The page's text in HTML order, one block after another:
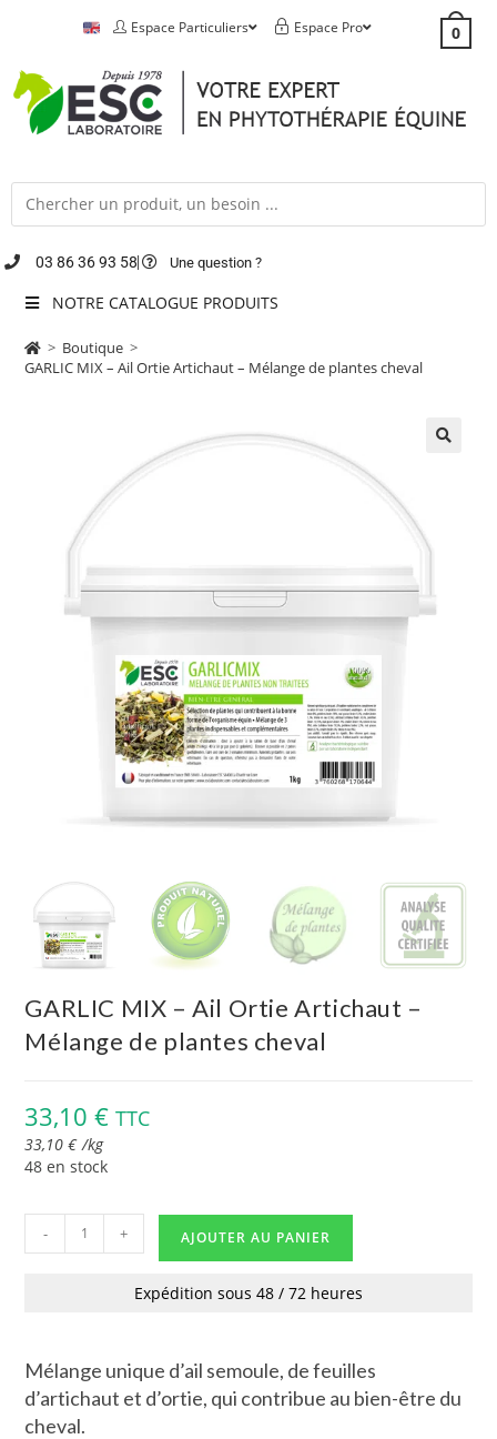
Espace Particuliers Espace Pro 0
03 86 36 93 58 Une question ?
NOTRE CATALOGUE PRODUITS
> Boutique >
GARLIC MIX – Ail Ortie Artichaut – Mélange de plantes cheval
GARLIC MIX – Ail Ortie Artichaut –
Mélange de plantes cheval
33,10€ TTC
33,10€ /kg
48 en stock
- + AJOUTER AU PANIER
Expédition sous 48 / 72 heures
Mélange unique d’ail semoule, de feuilles
d’artichaut et d’ortie, qui contribue au bien-être du
cheval.